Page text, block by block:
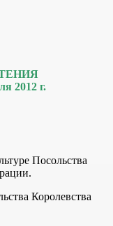
2012 г.
Посольства
Королевства